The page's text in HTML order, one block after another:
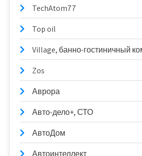
TechAtom77
Top oil
Village, банно-гостиничный
Zos
Аврора
Авто-дело+, СТО
АвтоДом